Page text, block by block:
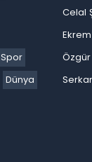
Spor
Dünya
Celal